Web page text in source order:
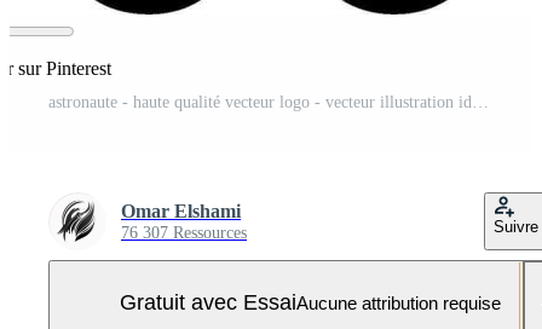
sur Pinterest
Omar Elshami
76 307 Ressources Suivre
Gratuit avec EssaiAucune attribution requise